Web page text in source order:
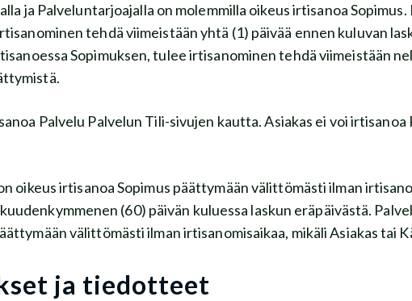
ja Palveluntarjoajalla on molemmilla oikeus irtisanoa
tehdä viimeistään yhtä (1) päivää ennen kuluvan
Sopimuksen, tulee irtisanominen tehdä viimeistään
Palvelu Palvelun Tili-sivujen kautta. Asiakas ei voi
oikeus irtisanoa Sopimus päättymään välittömästi ilman
(60) päivän kuluessa laskun eräpäivästä.
välittömästi ilman irtisanomisaikaa, mikäli Asiakas tai
ja tiedotteet